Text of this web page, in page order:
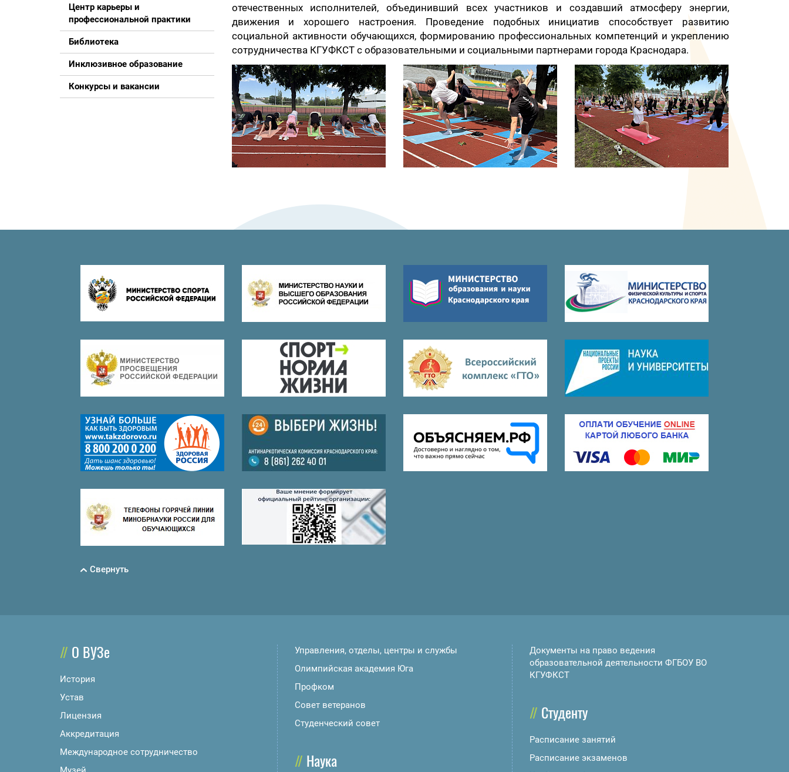
Центр карьеры и
профессиональной практики
Библиотека
Инклюзивное образование
Конкурсы и вакансии
отечественных исполнителей, объединивший всех участников и создавший атмосферу энергии,
движения и хорошего настроения. Проведение подобных инициатив способствует развитию
социальной активности обучающихся, формированию профессиональных компетенций и укреплению
сотрудничества КГУФКСТ с образовательными и социальными партнерами города Краснодара.
Свернуть
О ВУЗе
История
Устав
Лицензия
Аккредитация
Международное сотрудничество
Управления, отделы, центры и службы
Олимпийская академия Юга
Профком
Совет ветеранов
Студенческий совет
Наука
Документы на право ведения
образовательной деятельности ФГБОУ ВО
КГУФКСТ
Студенту
Расписание занятий
Расписание экзаменов